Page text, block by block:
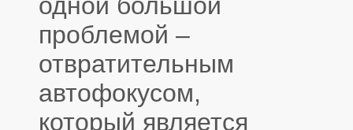
проблемой –
отвратительным
автофокусом,
который является